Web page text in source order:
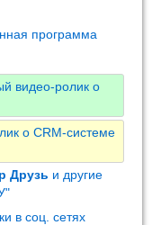
программа
видео-ролик о
о CRM-системе
Друзь и другие
в соц. сетях